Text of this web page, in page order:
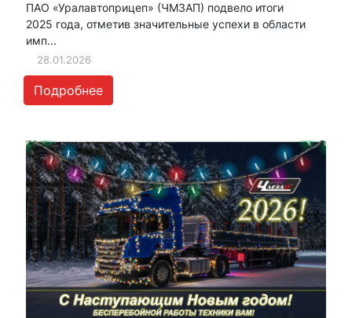
ПАО «Уралавтоприцеп» (ЧМЗАП) подвело итоги
2025 года, отметив значительные успехи в области
имп...
28.01.2026
Подробнее